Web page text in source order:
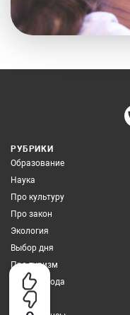
РУБРИКИ
Образование
Наука
Про культуру
Про закон
Экология
Выбор дня
Про туризм
Учитель года
Грамотей